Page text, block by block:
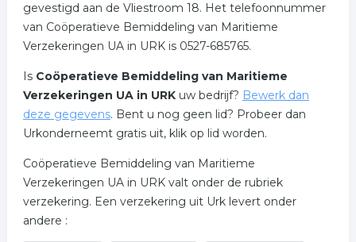
gevestigd aan de Vliestroom 18. Het telefoonnummer
van Coöperatieve Bemiddeling van Maritieme
Verzekeringen UA in URK is 0527-685765.
Is Coöperatieve Bemiddeling van Maritieme
Verzekeringen UA in URKuw bedrijf? Bewerk dan
deze gegevens. Bent u nog geen lid? Probeer dan
Urkonderneemt gratis uit, klik op lid worden.
Coöperatieve Bemiddeling van Maritieme
Verzekeringen UA in URK valt onder de rubriek
verzekering. Een verzekering uit Urk levert onder
andere :